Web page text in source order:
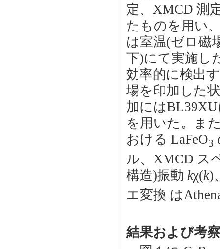
定、XMCD 測
たものを用い
は室温(ゼロ磁
下)にて実施し
効率的に検出
場を印加した
加には
を用いた。ま
おける LaFeO3
ル、XMCD ス
構造)振動 kχ(k)
エ変換 は
結果および考